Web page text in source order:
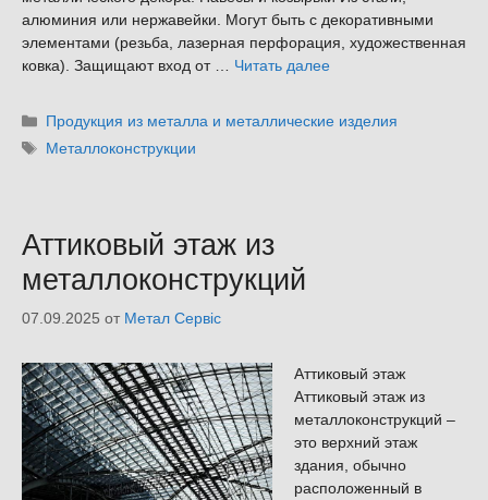
алюминия или нержавейки. Могут быть с декоративными
элементами (резьба, лазерная перфорация, художественная
ковка). Защищают вход от … Читать далее
Рубрики
Продукция из металла и металлические изделия
Метки
Металлоконструкции
Аттиковый этаж из
металлоконструкций
07.09.2025 от Метал Сервіс
Аттиковый этаж
Аттиковый этаж из
металлоконструкций –
это верхний этаж
здания, обычно
расположенный в